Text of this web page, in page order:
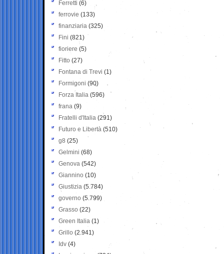
Ferretti (6)
ferrovie (133)
finanziaria (325)
Fini (821)
fioriere (5)
Fitto (27)
Fontana di Trevi (1)
Formigoni (90)
Forza Italia (596)
frana (9)
Fratelli d'Italia (291)
Futuro e Libertà (510)
g8 (25)
Gelmini (68)
Genova (542)
Giannino (10)
Giustizia (5.784)
governo (5.799)
Grasso (22)
Green Italia (1)
Grillo (2.941)
Idv (4)